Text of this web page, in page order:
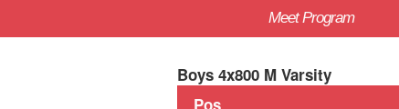
Meet Program
Boys 4x800 M Varsity